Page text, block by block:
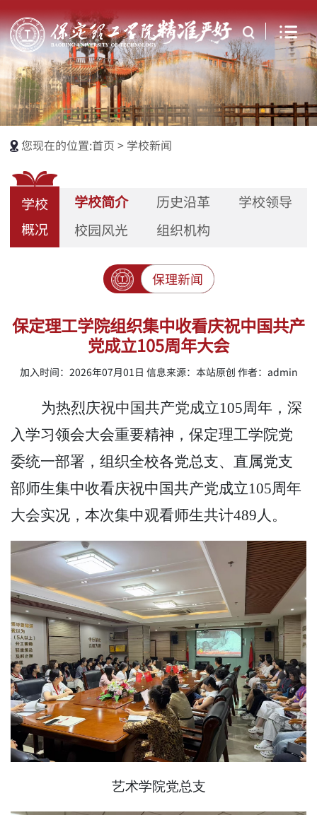
您现在的位置:首页 > 学校新闻
学校
概况
学校简介 历史沿革 学校领导
校园风光 组织机构
保理新闻
保定理工学院组织集中收看庆祝中国共产
党成立105周年大会
加入时间：2026年07月01日 信息来源：本站原创 作者：admin
为热烈庆祝中国共产党成立105周年，深
入学习领会大会重要精神，保定理工学院党
委统一部署，组织全校各党总支、直属党支
部师生集中收看庆祝中国共产党成立105周年
大会实况，本次集中观看师生共计489人。
艺术学院党总支